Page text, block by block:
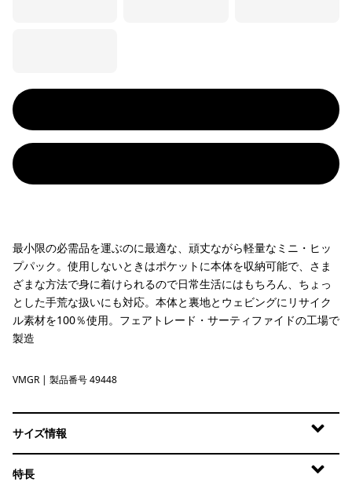
最小限の必需品を運ぶのに最適な、頑丈ながら軽量なミニ・ヒッ
プパック。使用しないときはポケットに本体を収納可能で、さま
ざまな方法で身に着けられるので日常生活にはもちろん、ちょっ
とした手荒な扱いにも対応。本体と裏地とウェビングにリサイク
ル素材を100％使用。フェアトレード・サーティファイドの工場で
製造
Vellum Green
VMGR | 製品番号 49448
サイズ情報
特長